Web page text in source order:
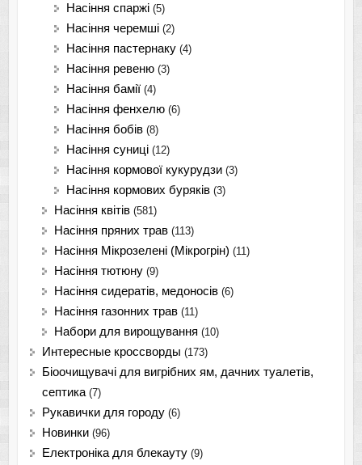
Насіння спаржі (5)
Насіння черемші (2)
Насіння пастернаку (4)
Насіння ревеню (3)
Насіння бамії (4)
Насіння фенхелю (6)
Насіння бобів (8)
Насіння суниці (12)
Насіння кормової кукурудзи (3)
Насіння кормових буряків (3)
Насіння квітів (581)
Насіння пряних трав (113)
Насіння Мікрозелені (Мікрогрін) (11)
Насіння тютюну (9)
Насіння сидератів, медоносів (6)
Насіння газонних трав (11)
Набори для вирощування (10)
Интересные кроссворды (173)
Біоочищувачі для вигрібних ям, дачних туалетів,
септика (7)
Рукавички для городу (6)
Новинки (96)
Електроніка для блекауту (9)